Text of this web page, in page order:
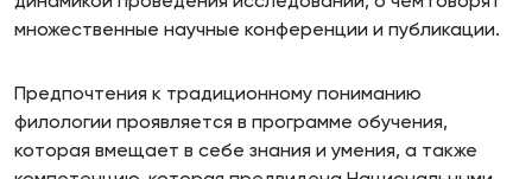
множественные научные конференции и публикации.
Предпочтения к традиционному пониманию
филологии проявляется в программе обучения,
которая вмещает в себе знания и умения, а также